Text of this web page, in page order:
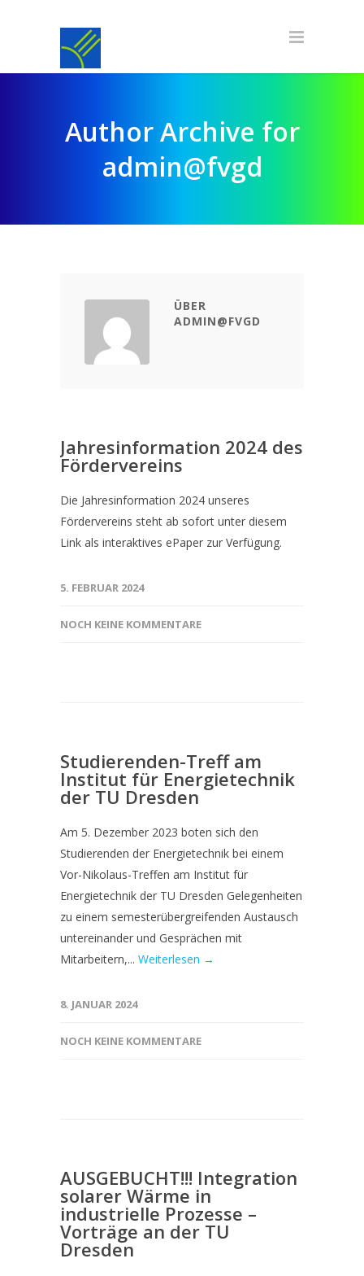
Author Archive for
admin@fvgd
ÜBER
ADMIN@FVGD
Jahresinformation 2024 des
Fördervereins
Die Jahresinformation 2024 unseres
Fördervereins steht ab sofort unter diesem
Link als interaktives ePaper zur Verfügung.
5. FEBRUAR 2024
NOCH KEINE KOMMENTARE
Studierenden-Treff am
Institut für Energietechnik
der TU Dresden
Am 5. Dezember 2023 boten sich den
Studierenden der Energietechnik bei einem
Vor-Nikolaus-Treffen am Institut für
Energietechnik der TU Dresden Gelegenheiten
zu einem semesterübergreifenden Austausch
untereinander und Gesprächen mit
Mitarbeitern,... Weiterlesen →
8. JANUAR 2024
NOCH KEINE KOMMENTARE
AUSGEBUCHT!!! Integration
solarer Wärme in
industrielle Prozesse –
Vorträge an der TU
Dresden